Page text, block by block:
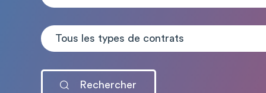
Tous les types de contrats